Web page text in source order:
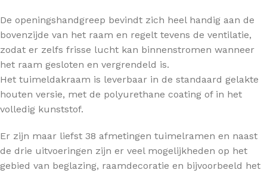
De openingshandgreep bevindt zich heel handig aan de
bovenzijde van het raam en regelt tevens de ventilatie,
zodat er zelfs frisse lucht kan binnenstromen wanneer
het raam gesloten en vergrendeld is.
Het tuimeldakraam is leverbaar in de standaard gelakte
houten versie, met de polyurethane coating of in het
volledig kunststof.
Er zijn maar liefst 38 afmetingen tuimelramen en naast
de drie uitvoeringen zijn er veel mogelijkheden op het
gebied van beglazing, raamdecoratie en bijvoorbeeld het